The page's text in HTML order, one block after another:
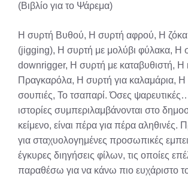
(Βιβλίο για το Ψάρεμα)
Η συρτή Βυθού, Η συρτή αφρού, Η
(jigging), Η συρτή με μολύβι φύλακα, Η
downrigger, Η συρτή με καταβυθιστή, Η
Πραγκαρόλα, Η συρτή για καλαμάρια, Η
σουπιές, Το τσαπαρί. Όσες
ιστορίες συμπεριλαμβάνονται στο
κείμενο, είναι πέρα για πέρα αληθινές.
για σταχυολογημένες προσωπικές
έγκυρες διηγήσεις φίλων, τις οποίες
παραθέσω για να κάνω πιο ευχάριστο